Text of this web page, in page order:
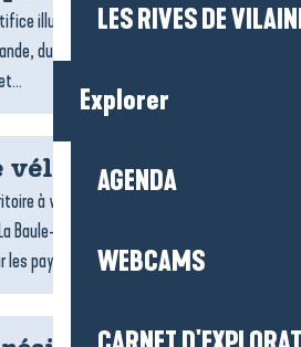
LES RIVES DE
Explorer
AGENDA
WEBCAMS
illuminent les soirées d’été à La
du Croisic jusqu’à Pénestin en
à votre rythme ? Les loueurs de
Presqu’île de Guérande vous
paysages, les villages...